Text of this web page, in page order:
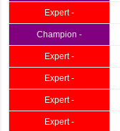
Expert -
Champion -
Expert -
Expert -
Expert -
Expert -